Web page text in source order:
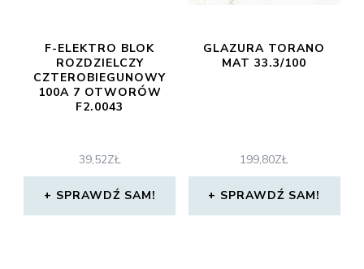
F-ELEKTRO BLOK
ROZDZIELCZY
CZTEROBIEGUNOWY
100A 7 OTWORÓW
F2.0043
39,52ZŁ
SPRAWDŹ SAM!
GLAZURA TORANO
MAT 33.3/100
199,80ZŁ
SPRAWDŹ SAM!